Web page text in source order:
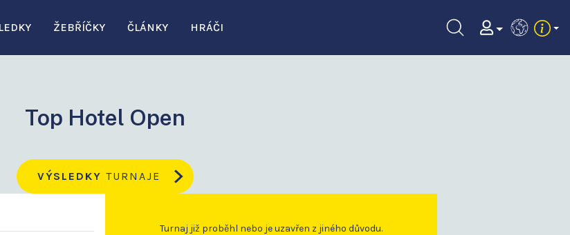
ŽEBŘÍČKY ČLÁNKY HRÁČI
EN
Top Hotel Open
VÝSLEDKY TURNAJE
Turnaj již proběhl nebo je uzavřen z jiného důvodu.